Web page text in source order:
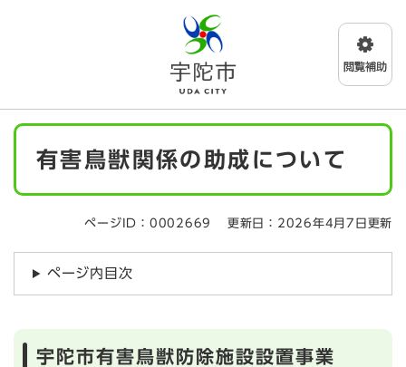
メニューを飛ばして本文へ
本
有害鳥獣関係の助成について
ページID：0002669 更新日：2026年4月7日更新
ページ内目次
宇陀市有害鳥獣防除施設設置事業